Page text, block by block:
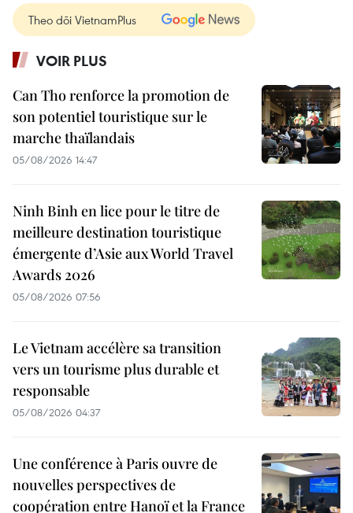
Theo dõi VietnamPlus
VOIR PLUS
Can Tho renforce la promotion de
son potentiel touristique sur le
marche thaïlandais
05/08/2026 14:47
Ninh Binh en lice pour le titre de
meilleure destination touristique
émergente d’Asie aux World Travel
Awards 2026
05/08/2026 07:56
Le Vietnam accélère sa transition
vers un tourisme plus durable et
responsable
05/08/2026 04:37
Une conférence à Paris ouvre de
nouvelles perspectives de
coopération entre Hanoï et la France